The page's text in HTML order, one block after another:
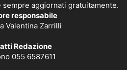
aggiornati gratuitamente.
responsabile
Valentina Zarrilli
Redazione
055 6587611